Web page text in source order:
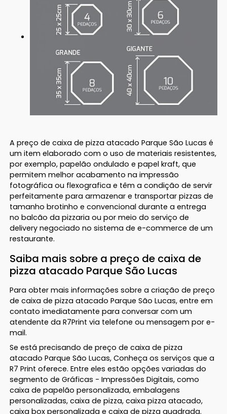
A preço de caixa de pizza atacado Parque São Lucas é
um item elaborado com o uso de materiais resistentes,
por exemplo, papelão ondulado e papel kraft, que
permitem melhor acabamento na impressão
fotográfica ou flexografica e têm a condição de servir
perfeitamente para armazenar e transportar pizzas de
tamanho brotinho e convencional durante a entrega
no balcão da pizzaria ou por meio do serviço de
delivery negociado no sistema de e-commerce de um
restaurante.
Saiba mais sobre a preço de caixa de
pizza atacado Parque São Lucas
Para obter mais informações sobre a criação de preço
de caixa de pizza atacado Parque São Lucas, entre em
contato imediatamente para conversar com um
atendente da R7Print via telefone ou mensagem por e-
mail.
Se está precisando de preço de caixa de pizza
atacado Parque São Lucas, Conheça os serviços que a
R7 Print oferece. Entre eles estão opções variadas do
segmento de Gráficas - Impressões Digitais, como
caixa de papelão personalizada, embalagens
personalizadas, caixa de pizza, caixa pizza atacado,
caixa box personalizada e caixa de pizza quadrada.